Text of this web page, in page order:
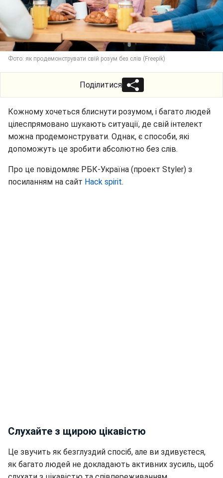
Фото: як продемонструвати свій розум без слів (Freepik)
Поділитися
Кожному хочеться блиснути розумом, і багато людей
цілеспрямовано шукають ситуації, де свій інтелект
можна продемонструвати. Однак, є способи, які
допоможуть це зробити абсолютно без слів.
Про це повідомляє РБК-Україна (проект Styler) з
посиланням на сайт Hack spirit.
Слухайте з щирою цікавістю
Це звучить як безглуздий спосіб, але ви здивуєтеся,
як багато людей не докладають активних зусиль, щоб